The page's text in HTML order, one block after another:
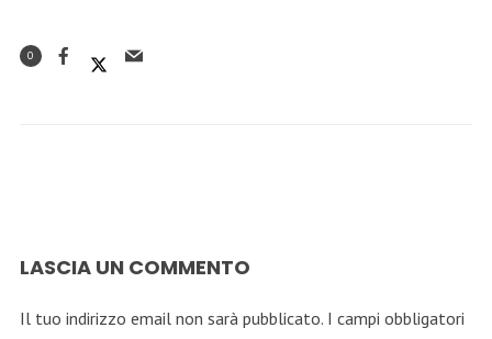
0
LASCIA UN COMMENTO
Il tuo indirizzo email non sarà pubblicato. I campi obbligatori